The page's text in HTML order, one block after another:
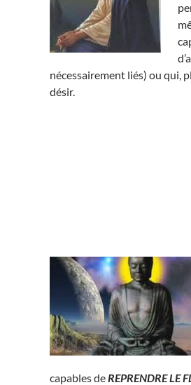
nécessairement liés) ou qui,
désir.
capables deREPRENDRE LE